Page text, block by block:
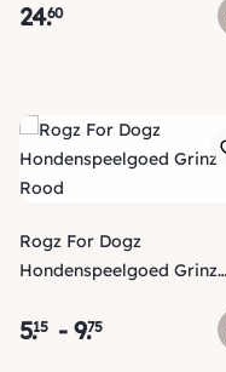
24.60
Rogz For Dogz
Hondenspeelgoed Grinz
5.15 - 9.75